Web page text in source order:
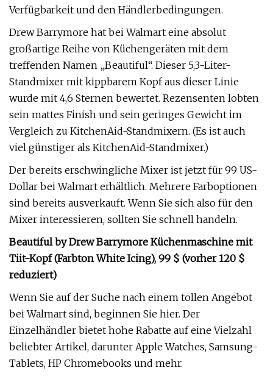
Verfügbarkeit und den Händlerbedingungen.
Drew Barrymore hat bei Walmart eine absolut
großartige Reihe von Küchengeräten mit dem
treffenden Namen „Beautiful“. Dieser 5,3-Liter-
Standmixer mit kippbarem Kopf aus dieser Linie
wurde mit 4,6 Sternen bewertet. Rezensenten lobten
sein mattes Finish und sein geringes Gewicht im
Vergleich zu KitchenAid-Standmixern. (Es ist auch
viel günstiger als KitchenAid-Standmixer.)
Der bereits erschwingliche Mixer ist jetzt für 99 US-
Dollar bei Walmart erhältlich. Mehrere Farboptionen
sind bereits ausverkauft. Wenn Sie sich also für den
Mixer interessieren, sollten Sie schnell handeln.
Beautiful by Drew Barrymore Küchenmaschine mit
Tiit-Kopf (Farbton White Icing), 99 $ (vorher 120 $
reduziert)
Wenn Sie auf der Suche nach einem tollen Angebot
bei Walmart sind, beginnen Sie hier. Der
Einzelhändler bietet hohe Rabatte auf eine Vielzahl
beliebter Artikel, darunter Apple Watches, Samsung-
Tablets, HP Chromebooks und mehr.